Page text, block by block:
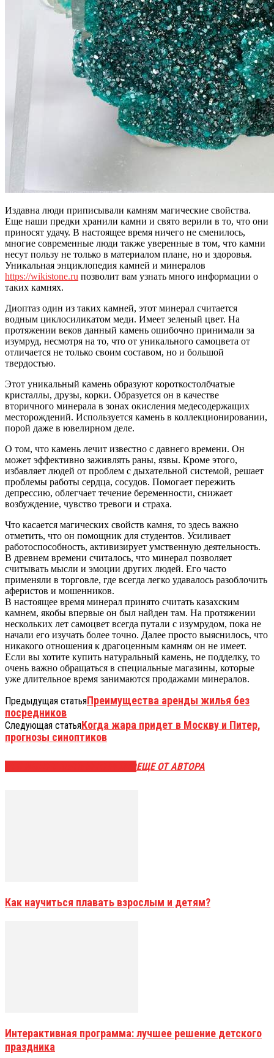
Издавна люди приписывали камням магические свойства.
Еще наши предки хранили камни и свято верили в то, что они
приносят удачу. В настоящее время ничего не сменилось,
многие современные люди также уверенные в том, что камни
несут пользу не только в материалом плане, но и здоровья.
Уникальная энциклопедия камней и минералов
https://wikistone.ru позволит вам узнать много информации о
таких камнях.
Диоптаз один из таких камней, этот минерал считается
водным циклосиликатом меди. Имеет зеленый цвет. На
протяжении веков данный камень ошибочно принимали за
изумруд, несмотря на то, что от уникального самоцвета от
отличается не только своим составом, но и большой
твердостью.
Этот уникальный камень образуют короткостолбчатые
кристаллы, друзы, корки. Образуется он в качестве
вторичного минерала в зонах окисления медесодержащих
месторождений. Используется камень в коллекционировании,
порой даже в ювелирном деле.
О том, что камень лечит известно с давнего времени. Он
может эффективно заживлять раны, язвы. Кроме этого,
избавляет людей от проблем с дыхательной системой, решает
проблемы работы сердца, сосудов. Помогает пережить
депрессию, облегчает течение беременности, снижает
возбуждение, чувство тревоги и страха.
Что касается магических свойств камня, то здесь важно
отметить, что он помощник для студентов. Усиливает
работоспособность, активизирует умственную деятельность.
В древнем времени считалось, что минерал позволяет
считывать мысли и эмоции других людей. Его часто
применяли в торговле, где всегда легко удавалось разоблочить
аферистов и мошенников.
В настоящее время минерал принято считать казахским
камнем, якобы впервые он был найден там. На протяжении
нескольких лет самоцвет всегда путали с изумрудом, пока не
начали его изучать более точно. Далее просто выяснилось, что
никакого отношения к драгоценным камням он не имеет.
Если вы хотите купить натуральный камень, не подделку, то
очень важно обращаться в специальные магазины, которые
уже длительное время занимаются продажами минералов.
Предыдущая статьяПреимущества аренды жилья без
посредников
Следующая статьяКогда жара придет в Москву и Питер,
прогнозы синоптиков
ЕЩЕ ОТ АВТОРА
Как научиться плавать взрослым и детям?
Интерактивная программа: лучшее решение детского
праздника